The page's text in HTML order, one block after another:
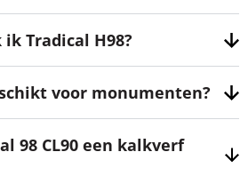
Tradical H98?
voor monumenten?
98 CL90 een kalkverf